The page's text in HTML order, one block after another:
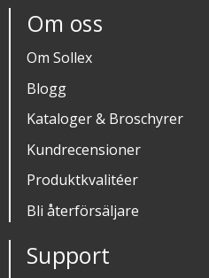
Om oss
Om Sollex
Blogg
Kataloger & Broschyrer
Kundrecensioner
Produktkvalitéer
Bli återförsäljare
Support